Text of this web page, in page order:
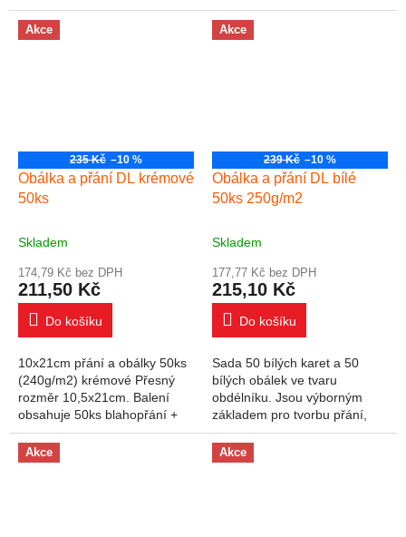
obálek. Gramáž blahopřání
240g/m2, gramáž obálky
130g/m2. Rozměry...
kreativních dárkových
poukazů a pozvánek. Projekty
vytvořené pomocí karet...
Akce
235 Kč –10 %
Obálka a přání DL krémové
50ks
Skladem
174,79 Kč bez DPH
211,50 Kč
Do košíku
10x21cm přání a obálky 50ks
(240g/m2) krémové Přesný
rozměr 10,5x21cm. Balení
obsahuje 50ks blahopřání +
50ks obálek. Gramáž
blahopřání 240g/m2, gramáž
obálky 130g/m2.
Akce
239 Kč –10 %
Obálka a přání DL bílé
50ks 250g/m2
Skladem
177,77 Kč bez DPH
215,10 Kč
Do košíku
Sada 50 bílých karet a 50
bílých obálek ve tvaru
obdélníku. Jsou výborným
základem pro tvorbu přání,
kreativních dárkových
poukazů a pozvánek. Projekty
vytvořené pomocí karet...
Akce Akce